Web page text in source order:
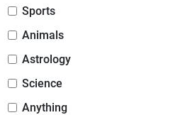
Sports
Animals
Astrology
Science
Anything